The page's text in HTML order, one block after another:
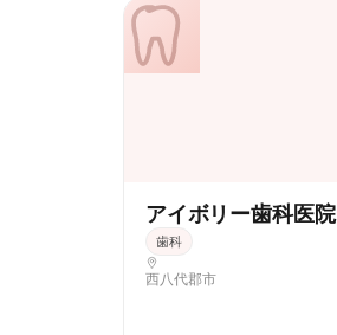
アイボリー歯科医院
歯科
西八代郡市